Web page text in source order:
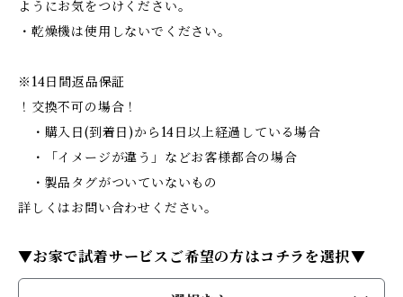
ようにお気をつけください。
・乾燥機は使用しないでください。
※14日間返品保証
！交換不可の場合！
・購入日(到着日)から14日以上経過している場合
・「イメージが違う」などお客様都合の場合
・製品タグがついていないもの
詳しくはお問い合わせください。
▼お家で試着サービスご希望の方はコチラを選択▼